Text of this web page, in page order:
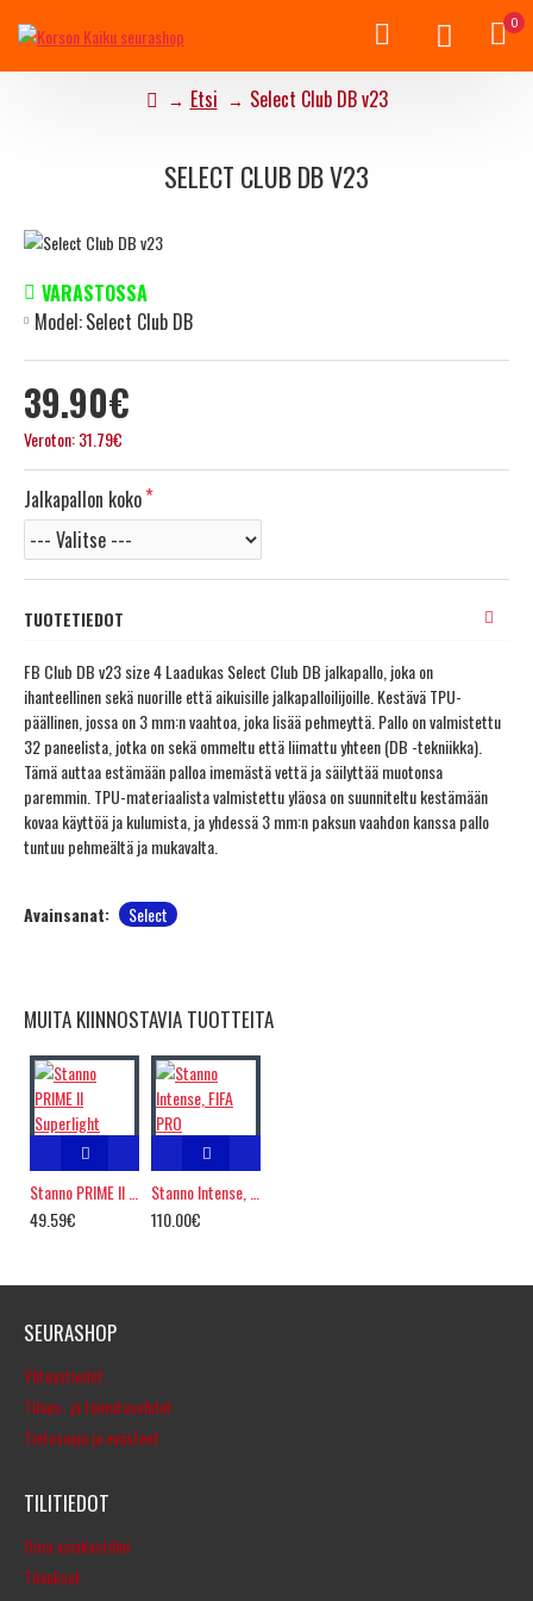
0
Etsi Select Club DB v23
SELECT CLUB DB V23
39.90€
Veroton: 31.79€
VARASTOSSA
Model:Select Club DB
Jalkapallon koko
TUOTETIEDOT
FB Club DB v23 size 4 Laadukas Select Club DB jalkapallo, joka on
ihanteellinen sekä nuorille että aikuisille jalkapalloilijoille. Kestävä TPU-
päällinen, jossa on 3 mm:n vaahtoa, joka lisää pehmeyttä. Pallo on valmistettu
32 paneelista, jotka on sekä ommeltu että liimattu yhteen (DB -tekniikka).
Tämä auttaa estämään palloa imemästä vettä ja säilyttää muotonsa
paremmin. TPU-materiaalista valmistettu yläosa on suunniteltu kestämään
kovaa käyttöä ja kulumista, ja yhdessä 3 mm:n paksun vaahdon kanssa pallo
tuntuu pehmeältä ja mukavalta.
Avainsanat: Select
MUITA KIINNOSTAVIA TUOTTEITA
49.59€
110.00€
SEURASHOP
Yhteystiedot
Tilaus- ja toimitusehdot
Tietosuoja ja evästeet
TILITIEDOT
Oma asiakastilini
Tilaukset